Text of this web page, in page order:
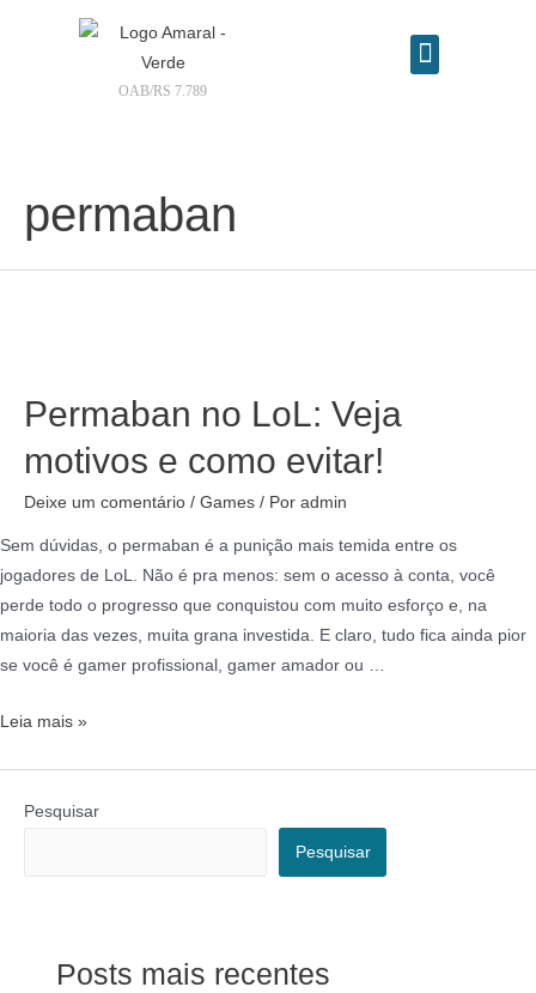
OAB/RS 7.789
permaban
Permaban no LoL: Veja
motivos e como evitar!
Deixe um comentário / Games / Por admin
Sem dúvidas, o permaban é a punição mais temida entre os
jogadores de LoL. Não é pra menos: sem o acesso à conta, você
perde todo o progresso que conquistou com muito esforço e, na
maioria das vezes, muita grana investida. E claro, tudo fica ainda pior
se você é gamer profissional, gamer amador ou …
Leia mais »
Pesquisar
Pesquisar
Posts mais recentes